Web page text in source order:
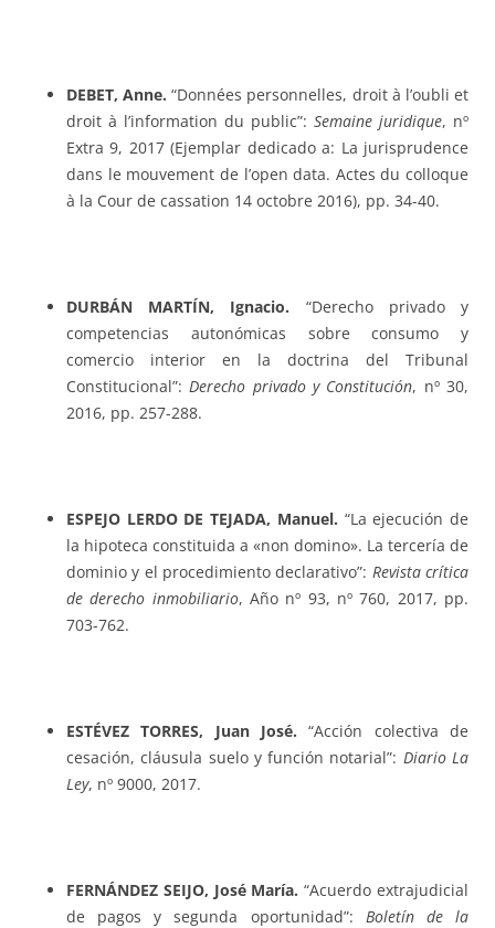
DEBET, Anne. “Données personnelles, droit à l’oubli et
droit à l’information du public”: Semaine juridique, nº
Extra 9, 2017 (Ejemplar dedicado a: La jurisprudence
dans le mouvement de l’open data. Actes du colloque
à la Cour de cassation 14 octobre 2016), pp. 34-40.
DURBÁN MARTÍN, Ignacio. “Derecho privado y
competencias autonómicas sobre consumo y
comercio interior en la doctrina del Tribunal
Constitucional”: Derecho privado y Constitución, nº 30,
2016, pp. 257-288.
ESPEJO LERDO DE TEJADA, Manuel. “La ejecución de
la hipoteca constituida a «non domino». La tercería de
dominio y el procedimiento declarativo”: Revista crítica
de derecho inmobiliario, Año nº 93, nº 760, 2017, pp.
703-762.
ESTÉVEZ TORRES, Juan José. “Acción colectiva de
cesación, cláusula suelo y función notarial”: Diario La
Ley, nº 9000, 2017.
FERNÁNDEZ SEIJO, José María. “Acuerdo extrajudicial
de pagos y segunda oportunidad”: Boletín de la